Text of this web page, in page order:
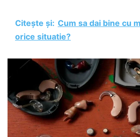
Citește și: Cum sa dai bine cu
orice situatie?